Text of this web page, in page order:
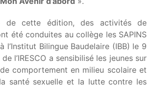
de cette édition, des activités de
été conduites au collège les SAPINS
l’Institut Bilingue Baudelaire (IBB) le 9
l’IRESCO a sensibilisé les jeunes sur
comportement en milieu scolaire et
santé sexuelle et la lutte contre les